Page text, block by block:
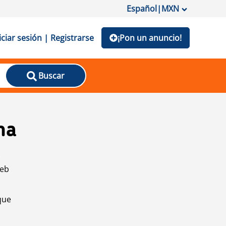
Español|MXN
sesión | Registrarse ¡Pon un anuncio!
Buscar